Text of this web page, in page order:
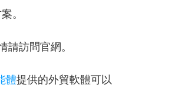
。
請訪問官網。
體提供的外貿軟體可以